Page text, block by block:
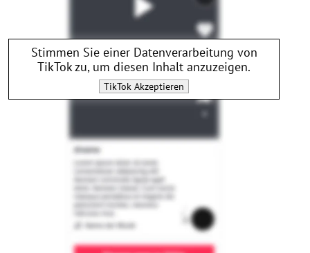
Stimmen Sie einer Datenverarbeitung von
TikTokzu, um diesen Inhalt anzuzeigen.
TikTok Akzeptieren